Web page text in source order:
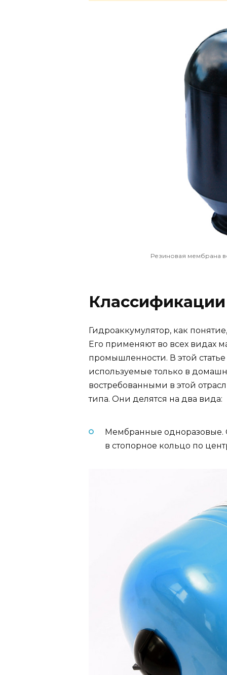
Резиновая мембрана
Гидроаккумулятор, как
Его применяют во всех видах
промышленности. В этой
используемые только в
востребованными в этой
типа. Они делятся на два вида:
Мембранные одноразовые.
в стопорное кольцо по